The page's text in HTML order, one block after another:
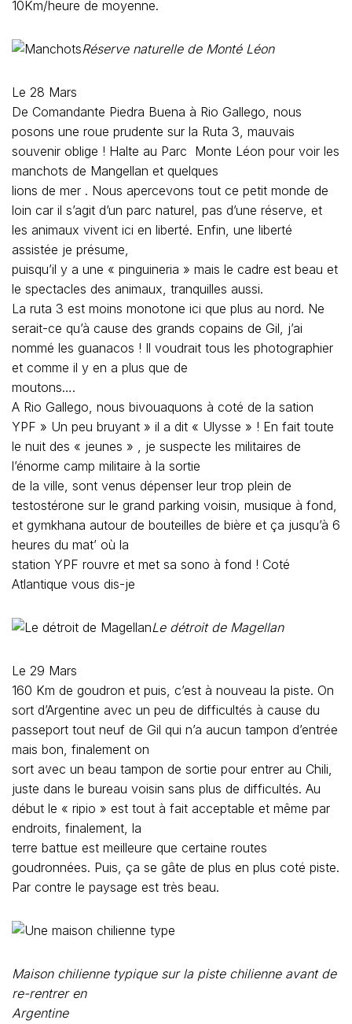
10Km/heure de moyenne.
Réserve naturelle de Monté Léon
Le 28 Mars
De Comandante Piedra Buena à Rio Gallego, nous
posons une roue prudente sur la Ruta 3, mauvais
souvenir oblige ! Halte au Parc Monte Léon pour voir les
manchots de Mangellan et quelques
lions de mer . Nous apercevons tout ce petit monde de
loin car il s’agit d’un parc naturel, pas d’une réserve, et
les animaux vivent ici en liberté. Enfin, une liberté
assistée je présume,
puisqu’il y a une « pinguineria » mais le cadre est beau et
le spectacles des animaux, tranquilles aussi.
La ruta 3 est moins monotone ici que plus au nord. Ne
serait-ce qu’à cause des grands copains de Gil, j’ai
nommé les guanacos ! Il voudrait tous les photographier
et comme il y en a plus que de
moutons….
A Rio Gallego, nous bivouaquons à coté de la sation
YPF » Un peu bruyant » il a dit « Ulysse » ! En fait toute
le nuit des « jeunes » , je suspecte les militaires de
l’énorme camp militaire à la sortie
de la ville, sont venus dépenser leur trop plein de
testostérone sur le grand parking voisin, musique à fond,
et gymkhana autour de bouteilles de bière et ça jusqu’à 6
heures du mat’ où la
station YPF rouvre et met sa sono à fond ! Coté
Atlantique vous dis-je
Le détroit de Magellan
Le 29 Mars
160 Km de goudron et puis, c’est à nouveau la piste. On
sort d’Argentine avec un peu de difficultés à cause du
passeport tout neuf de Gil qui n’a aucun tampon d’entrée
mais bon, finalement on
sort avec un beau tampon de sortie pour entrer au Chili,
juste dans le bureau voisin sans plus de difficultés. Au
début le « ripio » est tout à fait acceptable et même par
endroits, finalement, la
terre battue est meilleure que certaine routes
goudronnées. Puis, ça se gâte de plus en plus coté piste.
Par contre le paysage est très beau.
Maison chilienne typique sur la piste chilienne avant de
re-rentrer en
Argentine